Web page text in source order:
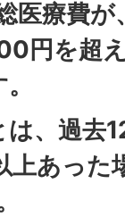
総医療費
円を超
は、過去
上あった